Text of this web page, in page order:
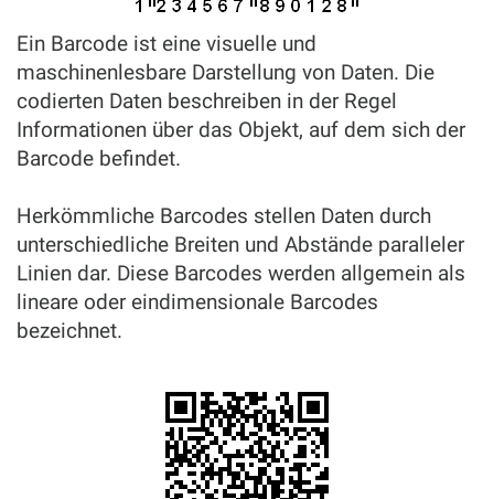
Ein Barcode ist eine visuelle und
maschinenlesbare Darstellung von Daten. Die
codierten Daten beschreiben in der Regel
Informationen über das Objekt, auf dem sich der
Barcode befindet.
Herkömmliche Barcodes stellen Daten durch
unterschiedliche Breiten und Abstände paralleler
Linien dar. Diese Barcodes werden allgemein als
lineare oder eindimensionale Barcodes
bezeichnet.